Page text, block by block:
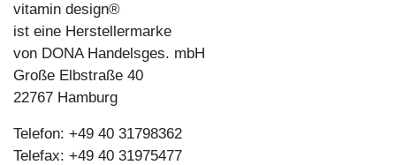
vitamin design®
ist eine Herstellermarke
von DONA Handelsges. mbH
Große Elbstraße 40
22767 Hamburg
Telefon: +49 40 31798362
Telefax: +49 40 31975477